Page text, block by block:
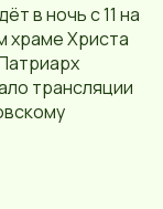
в ночь с 11 на
храме Христа
трансляции